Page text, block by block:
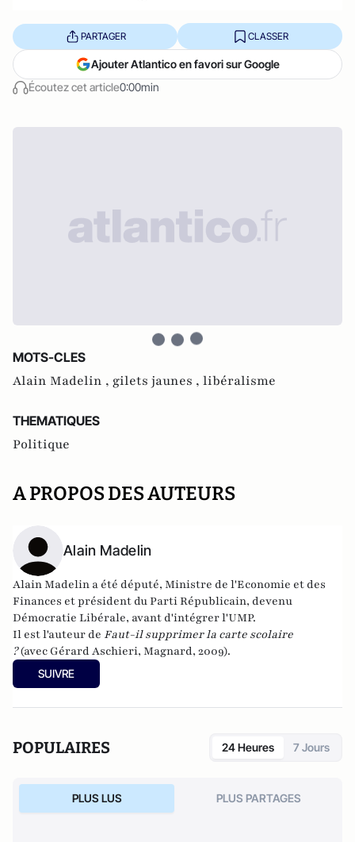
Écoutez cet article0:00min
PARTAGER CLASSER
Ajouter Atlantico en favori sur Google
MOTS-CLES
Alain Madelin , gilets jaunes , libéralisme
THEMATIQUES
Politique
A PROPOS DES AUTEURS
Alain Madelin
Alain Madelin a été député, Ministre de l'Economie et des
Finances et président du Parti Républicain, devenu
Démocratie Libérale, avant d'intégrer l'UMP.
Il est l'auteur de Faut-il supprimer la carte scolaire
?(avec Gérard Aschieri, Magnard, 2009).
SUIVRE
POPULAIRES 24 Heures 7 Jours
PLUS LUS PLUS PARTAGES